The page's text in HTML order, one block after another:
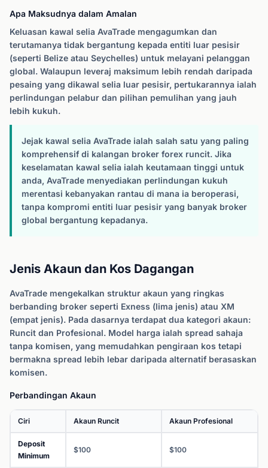
Apa Maksudnya dalam Amalan
Keluasan kawal selia AvaTrade mengagumkan dan
terutamanya tidak bergantung kepada entiti luar pesisir
(seperti Belize atau Seychelles) untuk melayani pelanggan
global. Walaupun leveraj maksimum lebih rendah daripada
pesaing yang dikawal selia luar pesisir, pertukarannya ialah
perlindungan pelabur dan pilihan pemulihan yang jauh
lebih kukuh.
Jejak kawal selia AvaTrade ialah salah satu yang paling
komprehensif di kalangan broker forex runcit. Jika
keselamatan kawal selia ialah keutamaan tinggi untuk
anda, AvaTrade menyediakan perlindungan kukuh
merentasi kebanyakan rantau di mana ia beroperasi,
tanpa kompromi entiti luar pesisir yang banyak broker
global bergantung kepadanya.
Jenis Akaun dan Kos Dagangan
AvaTrade mengekalkan struktur akaun yang ringkas
berbanding broker seperti Exness (lima jenis) atau XM
(empat jenis). Pada dasarnya terdapat dua kategori akaun:
Runcit dan Profesional. Model harga ialah spread sahaja
tanpa komisen, yang memudahkan pengiraan kos tetapi
bermakna spread lebih lebar daripada alternatif berasaskan
komisen.
Perbandingan Akaun
Ciri Akaun Runcit Akaun Profesional
Deposit
Minimum
$100 $100